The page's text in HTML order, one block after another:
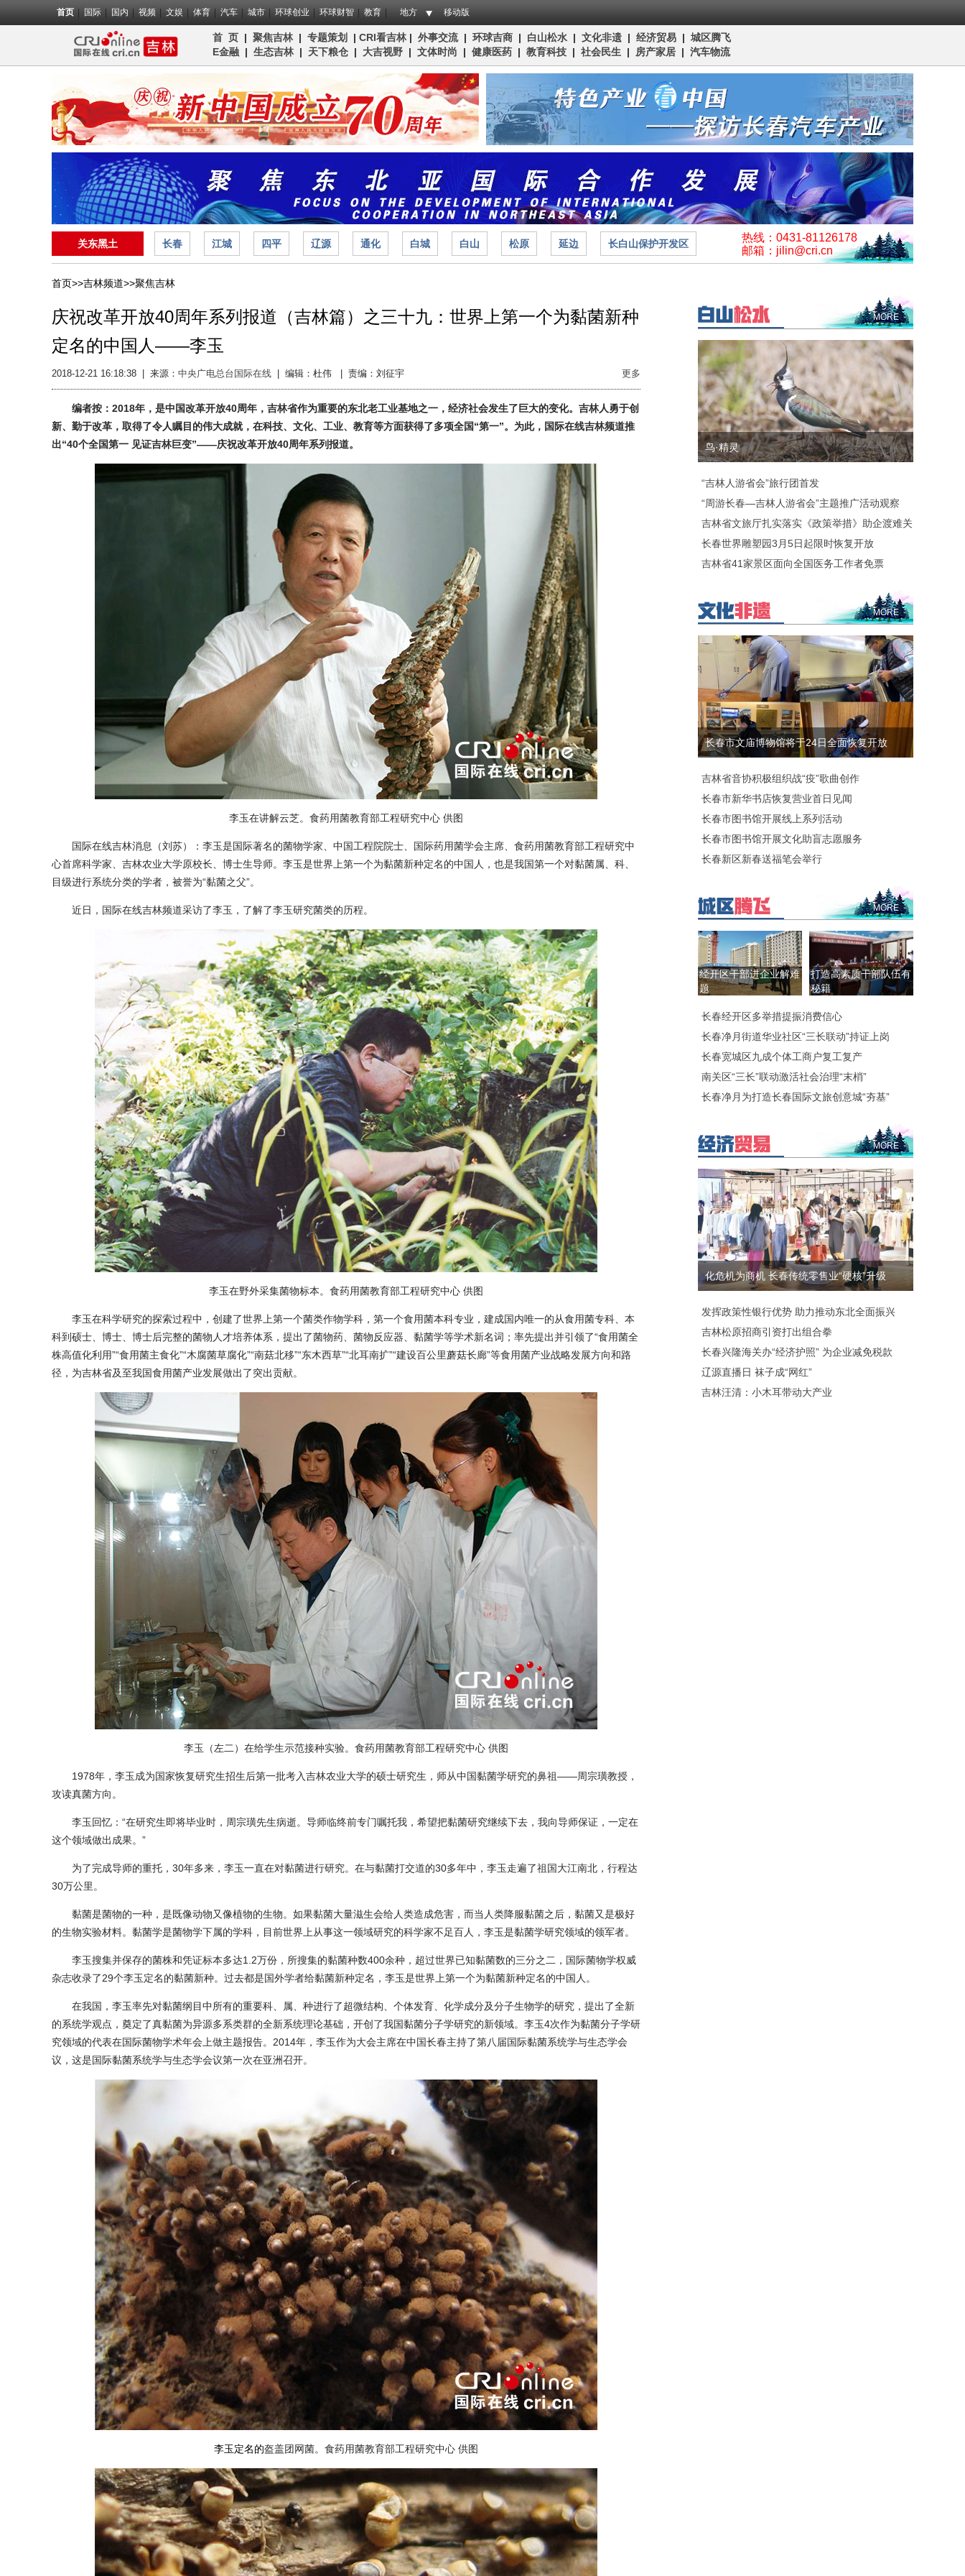
首页 国际 国内 视频 文娱 体育 汽车 城市 环球创业 环球财智 教育 地方 移动版
首 页 | 聚焦吉林| 专题策划 | CRI看吉林 | 外事交流| 环球吉商 | 白山松水 | 文化非遗 | 经济贸易 | 城区腾飞
E金融 | 生态吉林| 天下粮仓 | 大吉视野 | 文体时尚 | 健康医药 | 教育科技 | 社会民生 | 房产家居 | 汽车物流
关东黑土 长春 江城 四平 辽源 通化 白城 白山 松原 延边 长白山保护开发区
热线：0431-81126178
邮箱：jilin@cri.cn
首页>>吉林频道>>聚焦吉林
庆祝改革开放40周年系列报道（吉林篇）之三十九：世界上第一个为黏菌新种
定名的中国人——李玉
2018-12-21 16:18:38 来源： 中央广电总台国际在线 编辑：杜伟 | 责编：刘征宇 更多
编者按：2018年，是中国改革开放40周年，吉林省作为重要的东北老工业基地之一，经济社会发生了巨大的变化。吉林人勇于创
新、勤于改革，取得了令人瞩目的伟大成就，在科技、文化、工业、教育等方面获得了多项全国“第一”。为此，国际在线吉林频道推
出“40个全国第一 见证吉林巨变”——庆祝改革开放40周年系列报道。
李玉在讲解云芝。食药用菌教育部工程研究中心 供图
国际在线吉林消息（刘苏）：李玉是国际著名的菌物学家、中国工程院院士、国际药用菌学会主席、食药用菌教育部工程研究中
心首席科学家、吉林农业大学原校长、博士生导师。李玉是世界上第一个为黏菌新种定名的中国人，也是我国第一个对黏菌属、科、
目级进行系统分类的学者，被誉为“黏菌之父”。
近日，国际在线吉林频道采访了李玉，了解了李玉研究菌类的历程。
李玉在野外采集菌物标本。食药用菌教育部工程研究中心 供图
李玉在科学研究的探索过程中，创建了世界上第一个菌类作物学科，第一个食用菌本科专业，建成国内唯一的从食用菌专科、本
科到硕士、博士、博士后完整的菌物人才培养体系，提出了菌物药、菌物反应器、黏菌学等学术新名词；率先提出并引领了“食用菌全
株高值化利用”“食用菌主食化”“木腐菌草腐化”“南菇北移”“东木西草”“北耳南扩”“建设百公里蘑菇长廊”等食用菌产业战略发展方向和路
径，为吉林省及至我国食用菌产业发展做出了突出贡献。
李玉（左二）在给学生示范接种实验。食药用菌教育部工程研究中心 供图
1978年，李玉成为国家恢复研究生招生后第一批考入吉林农业大学的硕士研究生，师从中国黏菌学研究的鼻祖——周宗璜教授，
攻读真菌方向。
李玉回忆：“在研究生即将毕业时，周宗璜先生病逝。导师临终前专门嘱托我，希望把黏菌研究继续下去，我向导师保证，一定在
这个领域做出成果。”
为了完成导师的重托，30年多来，李玉一直在对黏菌进行研究。在与黏菌打交道的30多年中，李玉走遍了祖国大江南北，行程达
30万公里。
黏菌是菌物的一种，是既像动物又像植物的生物。如果黏菌大量滋生会给人类造成危害，而当人类降服黏菌之后，黏菌又是极好
的生物实验材料。黏菌学是菌物学下属的学科，目前世界上从事这一领域研究的科学家不足百人，李玉是黏菌学研究领域的领军者。
李玉搜集并保存的菌株和凭证标本多达1.2万份，所搜集的黏菌种数400余种，超过世界已知黏菌数的三分之二，国际菌物学权威
杂志收录了29个李玉定名的黏菌新种。过去都是国外学者给黏菌新种定名，李玉是世界上第一个为黏菌新种定名的中国人。
在我国，李玉率先对黏菌纲目中所有的重要科、属、种进行了超微结构、个体发育、化学成分及分子生物学的研究，提出了全新
的系统学观点，奠定了真黏菌为异源多系类群的全新系统理论基础，开创了我国黏菌分子学研究的新领域。李玉4次作为黏菌分子学研
究领域的代表在国际菌物学术年会上做主题报告。2014年，李玉作为大会主席在中国长春主持了第八届国际黏菌系统学与生态学会
议，这是国际黏菌系统学与生态学会议第一次在亚洲召开。
李玉定名的盔盖团网菌。食药用菌教育部工程研究中心 供图
MORE
鸟·精灵
“吉林人游省会”旅行团首发
“周游长春—吉林人游省会”主题推广活动观察
吉林省文旅厅扎实落实《政策举措》助企渡难关
长春世界雕塑园3月5日起限时恢复开放
吉林省41家景区面向全国医务工作者免票
MORE
长春市文庙博物馆将于24日全面恢复开放
吉林省音协积极组织战“疫”歌曲创作
长春市新华书店恢复营业首日见闻
长春市图书馆开展线上系列活动
长春市图书馆开展文化助盲志愿服务
长春新区新春送福笔会举行
MORE
经开区干部进企业解难
题
打造高素质干部队伍有
秘籍
长春经开区多举措提振消费信心
长春净月街道华业社区“三长联动”持证上岗
长春宽城区九成个体工商户复工复产
南关区“三长”联动激活社会治理“末梢”
长春净月为打造长春国际文旅创意城“夯基”
MORE
化危机为商机 长春传统零售业“硬核”升级
发挥政策性银行优势 助力推动东北全面振兴
吉林松原招商引资打出组合拳
长春兴隆海关办“经济护照” 为企业减免税款
辽源直播日 袜子成“网红”
吉林汪清：小木耳带动大产业